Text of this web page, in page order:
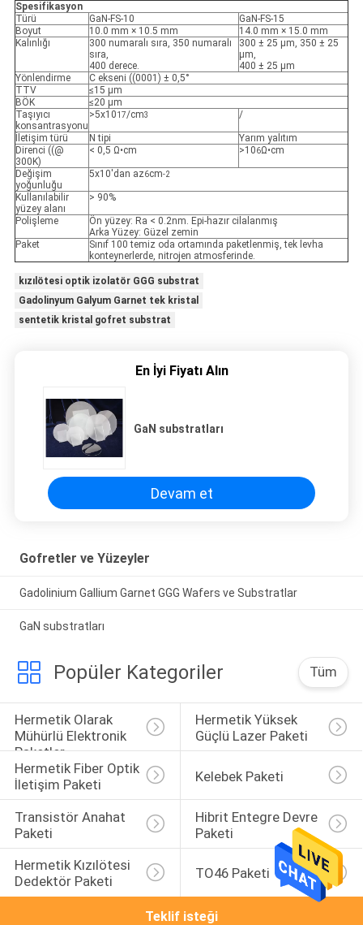
Spesifikasyon
Türü
GaN-FS-10
GaN-FS-15
Boyut
10.0 mm × 10.5 mm
14.0 mm × 15.0 mm
Kalınlığı
300 numaralı sıra, 350 numaralı
sıra,
400 derece.
300 ± 25 μm, 350 ± 25
μm,
400 ± 25 μm
Yönlendirme
C ekseni ((0001) ± 0,5°
TTV
≤15 μm
BÖK
≤20 μm
Taşıyıcı
konsantrasyonu
>5x1017/cm3 /
İletişim türü N tipi
Yarım yalıtım
Direnci ((@
300K)
< 0,5 Ω•cm >106Ω•cm
Değişim
yoğunluğu
5x10'dan az6cm-2
Kullanılabilir
yüzey alanı
> 90%
Polişleme
Ön yüzey: Ra < 0.2nm. Epi-hazır cilalanmış
Arka Yüzey: Güzel zemin
Paket
Sınıf 100 temiz oda ortamında paketlenmiş, tek levha
konteynerlerde, nitrojen atmosferinde.
kızılötesi optik izolatör GGG substrat
Gadolinyum Galyum Garnet tek kristal
sentetik kristal gofret substrat
En İyi Fiyatı Alın
GaN substratları
Devam et
Gofretler ve Yüzeyler
Gadolinium Gallium Garnet GGG Wafers ve Substratlar
GaN substratları
Popüler Kategoriler Tüm
Hermetik Olarak
Mühürlü Elektronik
Paketler
Hermetik Yüksek
Güçlü Lazer Paketi
Hermetik Fiber Optik
İletişim Paketi
Kelebek Paketi
Transistör Anahat
Paketi
Hibrit Entegre Devre
Paketi
Hermetik Kızılötesi
Dedektör Paketi
TO46 Paketi
Teklif isteği